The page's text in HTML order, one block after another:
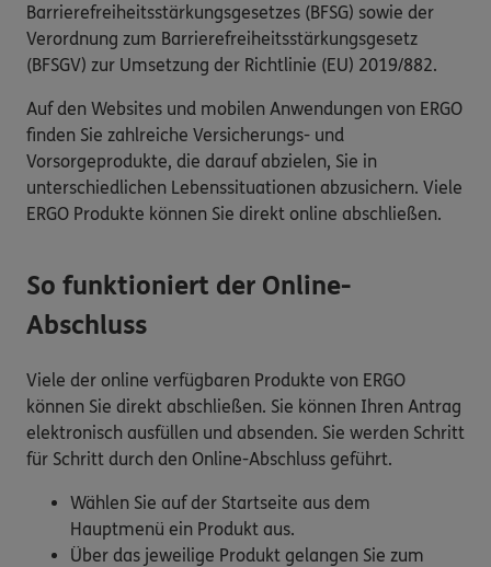
Barrierefreiheitsstärkungsgesetzes (BFSG) sowie der
Verordnung zum Barrierefreiheitsstärkungsgesetz
(BFSGV) zur Umsetzung der Richtlinie (EU) 2019/882.
Auf den Websites und mobilen Anwendungen von ERGO
finden Sie zahlreiche Versicherungs- und
Vorsorgeprodukte, die darauf abzielen, Sie in
unterschiedlichen Lebenssituationen abzusichern. Viele
ERGO Produkte können Sie direkt online abschließen.
So funktioniert der Online-
Abschluss
Viele der online verfügbaren Produkte von ERGO
können Sie direkt abschließen. Sie können Ihren Antrag
elektronisch ausfüllen und absenden. Sie werden Schritt
für Schritt durch den Online-Abschluss geführt.
Wählen Sie auf der Startseite aus dem
Hauptmenü ein Produkt aus.
Über das jeweilige Produkt gelangen Sie zum